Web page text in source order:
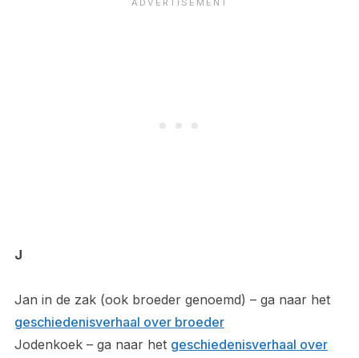
J
Jan in de zak (ook broeder genoemd) – ga naar het
geschiedenisverhaal over broeder
Jodenkoek – ga naar het geschiedenisverhaal over